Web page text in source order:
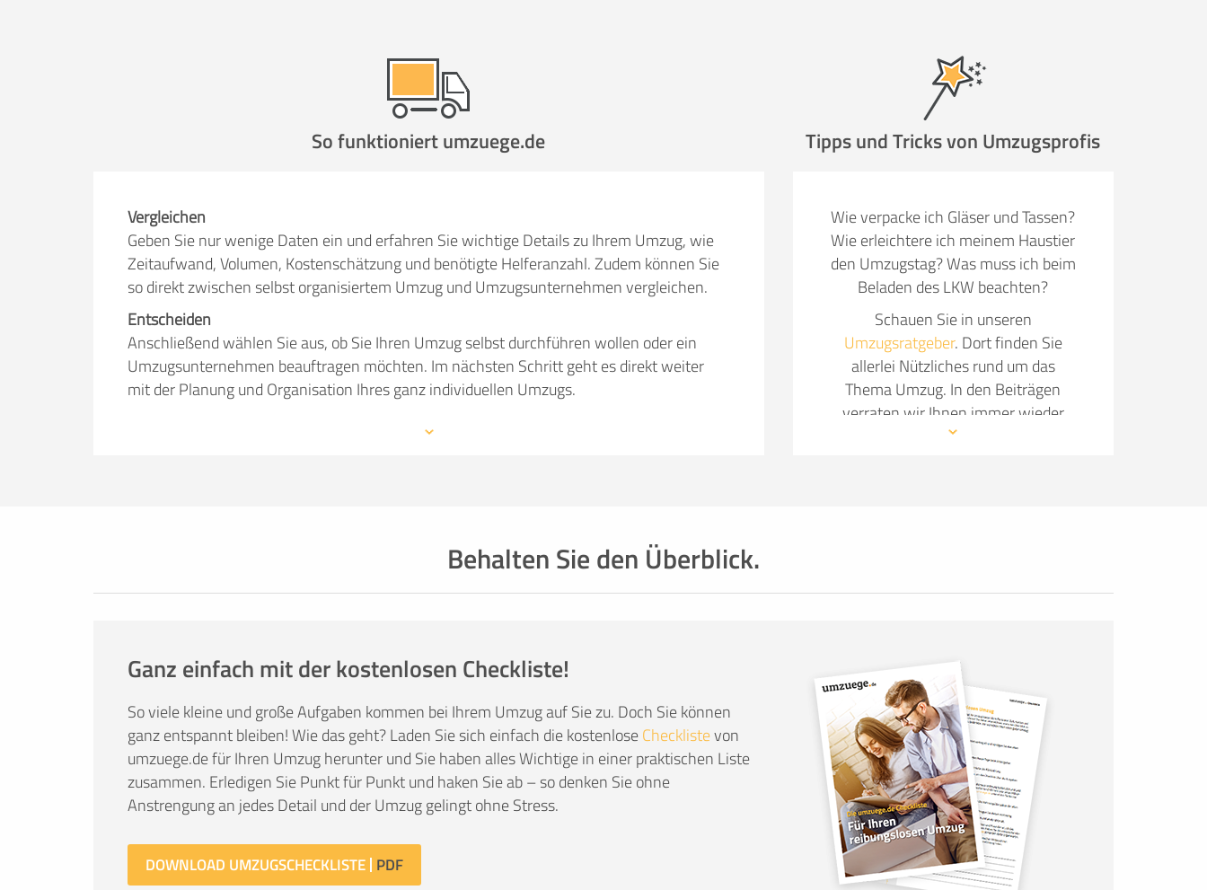
Stunden
Stunden
KOSTENSCHÄTZUNG:
€ -€ .
ICH WILL SELBST UMZIEHEN
Mit Umzugsunternehmen
Stunden
Stunden
KOSTENSCHÄTZUNG:
€ -€
ICH MÖCHTE ANGEBOTE ANFORDERN
So funktioniert umzuege.de
Vergleichen
Geben Sie nur wenige Daten ein und erfahren Sie wichtige Details zu Ihrem Umzug, wie
Zeitaufwand, Volumen, Kostenschätzung und benötigte Helferanzahl. Zudem können Sie
so direkt zwischen selbst organisiertem Umzug und Umzugsunternehmen vergleichen.
Entscheiden
Anschließend wählen Sie aus, ob Sie Ihren Umzug selbst durchführen wollen oder ein
Umzugsunternehmen beauftragen möchten. Im nächsten Schritt geht es direkt weiter
mit der Planung und Organisation Ihres ganz individuellen Umzugs.
Tipps und Tricks von Umzugsprofis
Wie verpacke ich Gläser und Tassen?
Wie erleichtere ich meinem Haustier
den Umzugstag? Was muss ich beim
Beladen des LKW beachten?
Schauen Sie in unseren
Umzugsratgeber. Dort finden Sie
allerlei Nützliches rund um das
Thema Umzug. In den Beiträgen
verraten wir Ihnen immer wieder
neue Details, wie Sie Ihren Umzug so
Behalten Sie den Überblick.
Ganz einfach mit der kostenlosen Checkliste!
So viele kleine und große Aufgaben kommen bei Ihrem Umzug auf Sie zu. Doch Sie können
ganz entspannt bleiben! Wie das geht? Laden Sie sich einfach die kostenloseChecklistevon
umzuege.de für Ihren Umzug herunter und Sie haben alles Wichtige in einer praktischen Liste
zusammen. Erledigen Sie Punkt für Punkt und haken Sie ab – so denken Sie ohne
Anstrengung an jedes Detail und der Umzug gelingt ohne Stress.
DOWNLOAD UMZUGSCHECKLISTE